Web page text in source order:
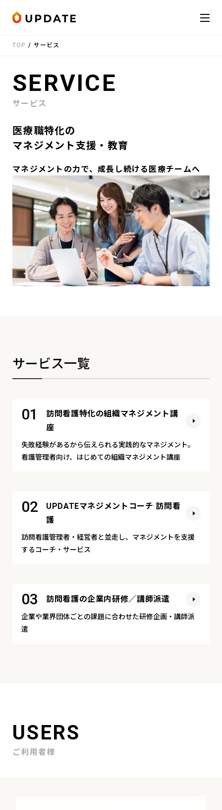
サービス
お知らせ
受講者の声
お問い合わせ LINE
TOP / サービス
SERVICE
サービス
医療職特化の
マネジメント支援・教育
マネジメントの力で、成長し続ける医療チームへ
サービス一覧
01
訪問看護特化の組織マネジメント講
座
失敗経験があるから伝えられる実践的なマネジメント。
看護管理者向け、はじめての組織マネジメント講座
02
UPDATEマネジメントコーチ 訪問看
護
訪問看護管理者・経営者と並走し、マネジメントを支援
するコーチ・サービス
03 訪問看護の企業内研修／講師派遣
企業や業界団体ごとの課題に合わせた研修企画・講師派
遣
USERS
ご利用者様